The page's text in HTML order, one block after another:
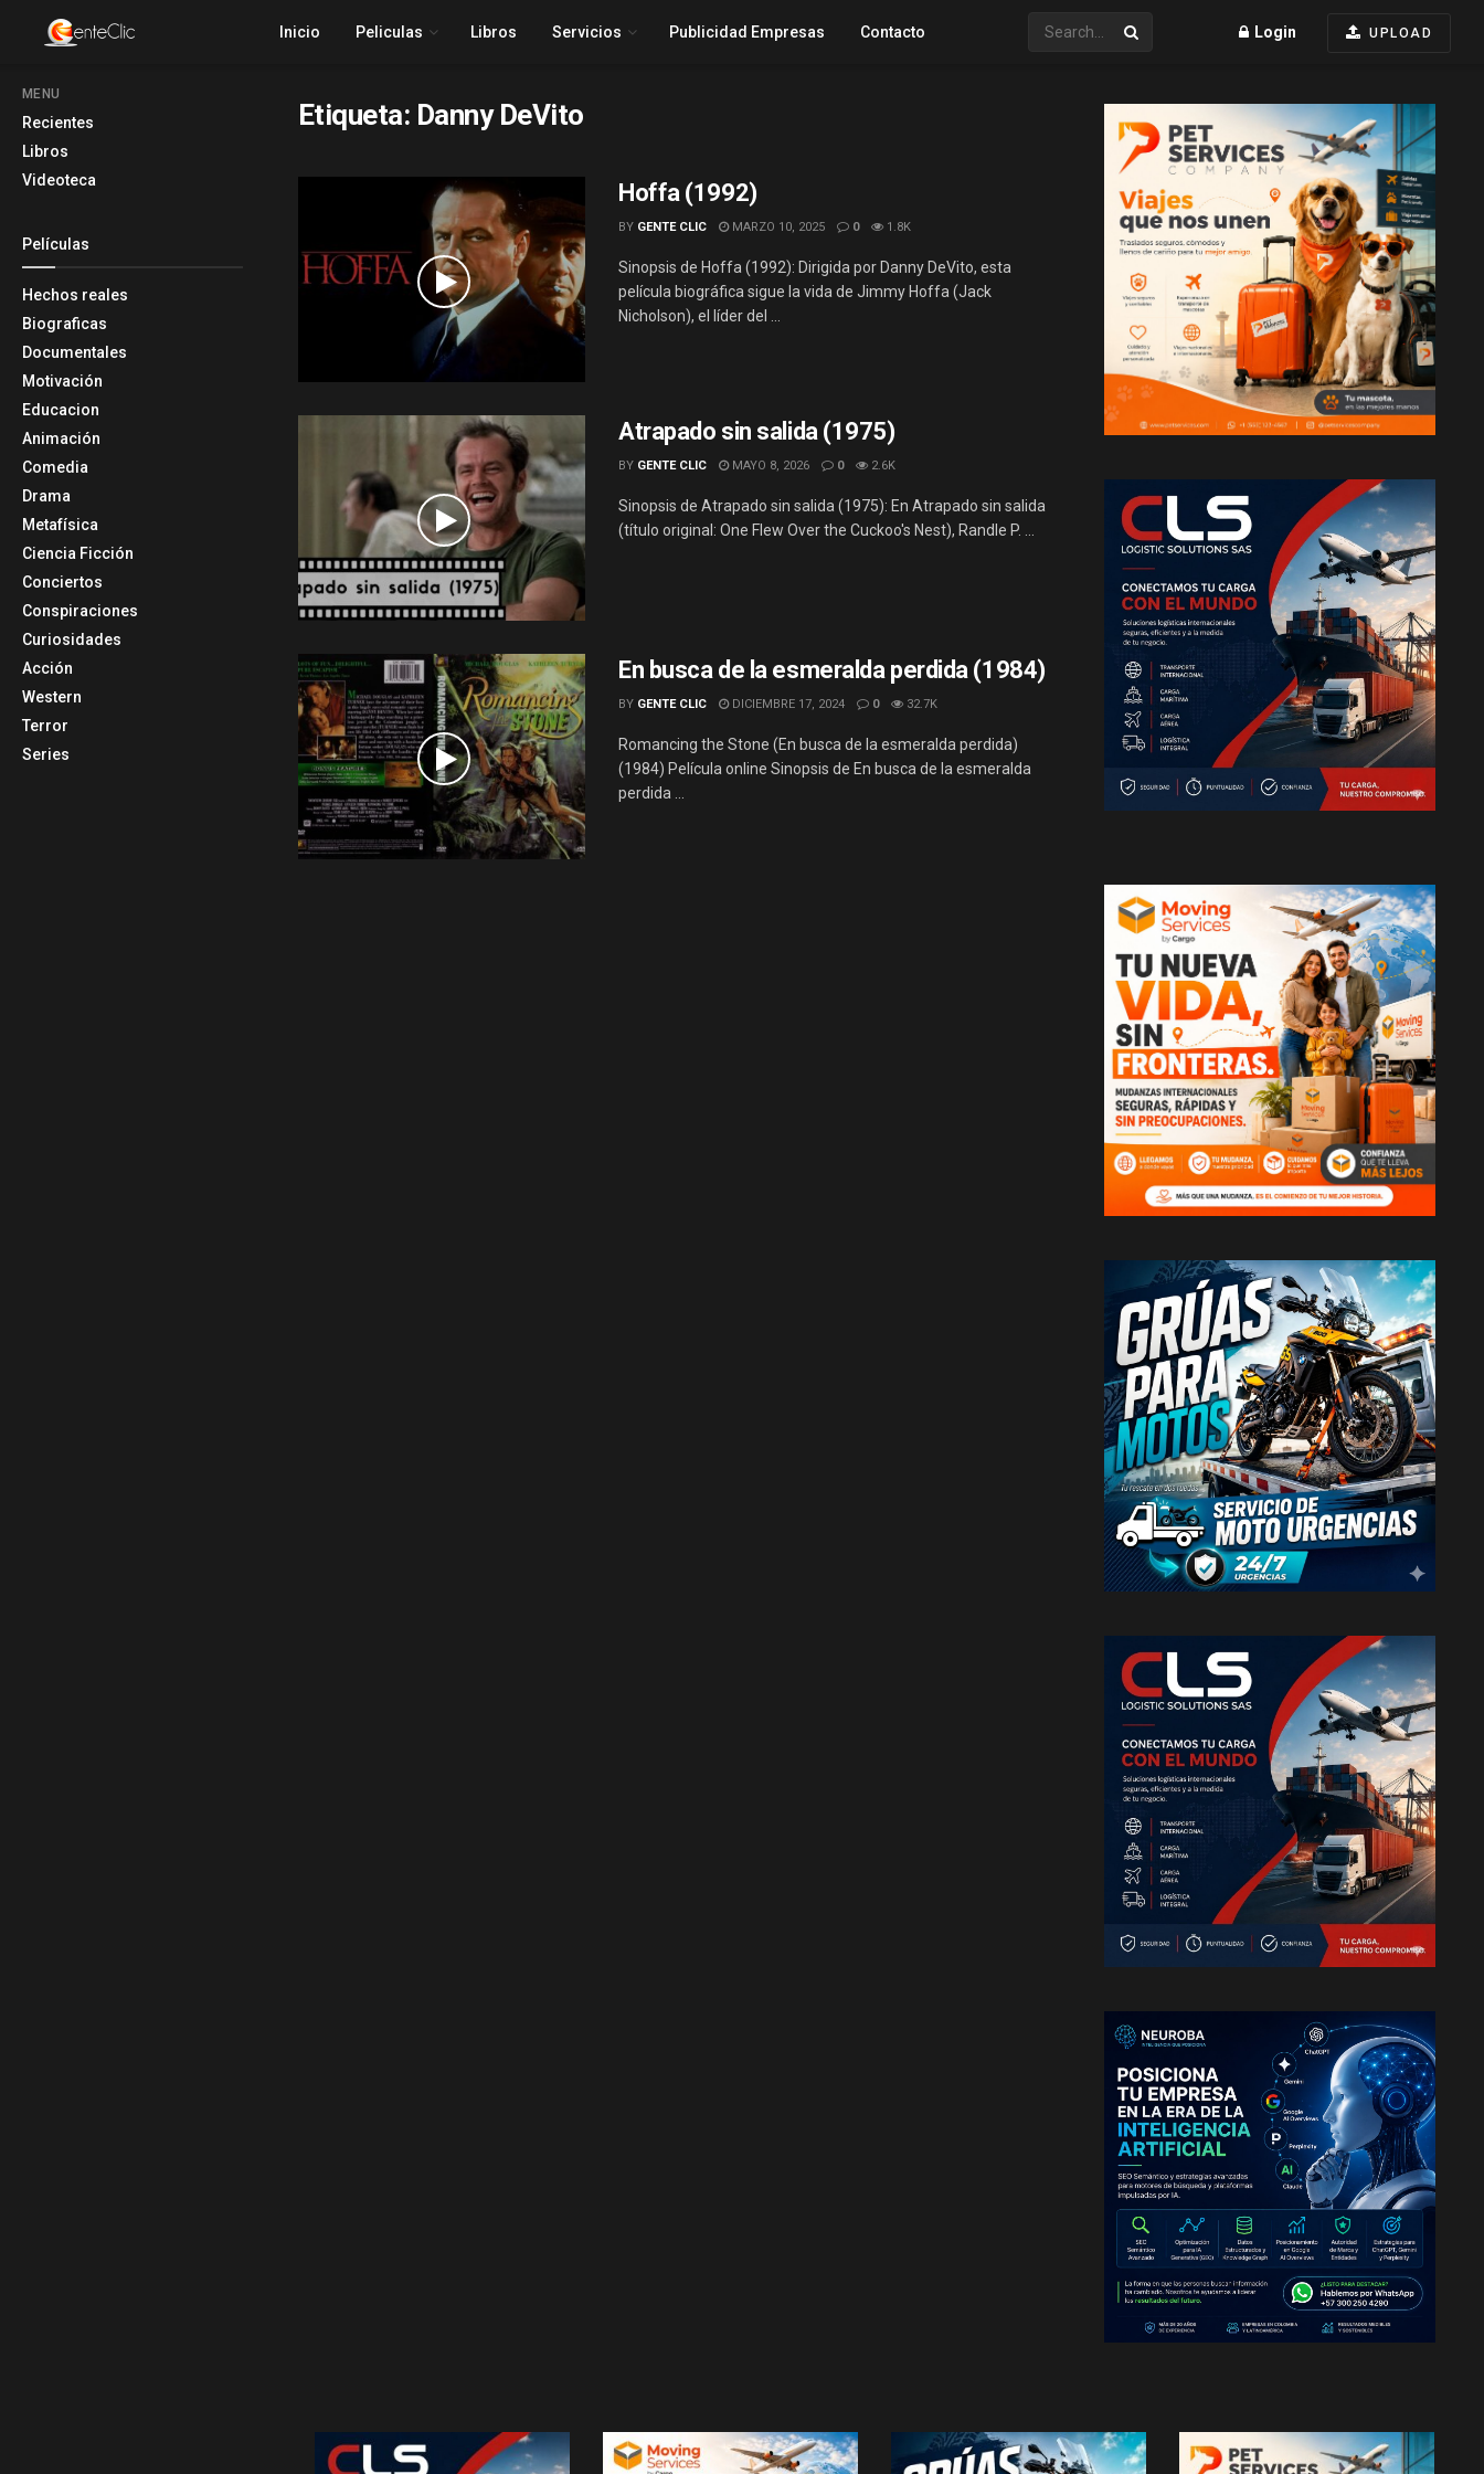
MENU
Recientes
Libros
Videoteca
Películas
Hechos reales
Biograficas
Documentales
Motivación
Educacion
Animación
Comedia
Drama
Metafísica
Ciencia Ficción
Conciertos
Conspiraciones
Curiosidades
Acción
Western
Terror
Series
Inicio Peliculas Libros Servicios Publicidad Empresas Contacto Login UPLOAD
Etiqueta: Danny DeVito
Hoffa (1992)
BY GENTE CLIC MARZO 10, 2025 0 1.8K
Sinopsis de Hoffa (1992): Dirigida por Danny DeVito, esta
película biográfica sigue la vida de Jimmy Hoffa (Jack
Nicholson), el líder del ...
Atrapado sin salida (1975)
BY GENTE CLIC MAYO 8, 2026 0 2.6K
Sinopsis de Atrapado sin salida (1975): En Atrapado sin salida
(título original: One Flew Over the Cuckoo's Nest), Randle P. ...
En busca de la esmeralda perdida (1984)
BY GENTE CLIC DICIEMBRE 17, 2024 0 32.7K
Romancing the Stone (En busca de la esmeralda perdida)
(1984) Película online Sinopsis de En busca de la esmeralda
perdida ...